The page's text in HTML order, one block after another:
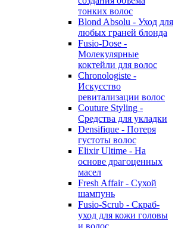
тонких волос
Blond Absolu - Уход для
любых граней блонда
Fusio-Dose -
Молекулярные
коктейли для волос
Chronologiste -
Искусство
ревитализации волос
Couture Styling -
Средства для укладки
Densifique - Потеря
густоты волос
Elixir Ultime - На
основе драгоценных
масел
Fresh Affair - Сухой
шампунь
Fusio-Scrub - Скраб-
уход для кожи головы
и волос